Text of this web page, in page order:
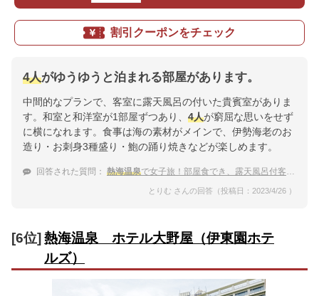
割引クーポンをチェック
4人がゆうゆうと泊まれる部屋があります。
中間的なプランで、客室に露天風呂の付いた貴賓室がありま
す。和室と和洋室が1部屋ずつあり、 4人が窮屈な思いをせず
に横になれます。食事は海の素材がメインで、伊勢海老のお
造り・お刺身3種盛り・鮑の踊り焼きなどが楽しめます。
回答された質問： 熱海温泉で女子旅！部屋食でき、露天風呂付客室に泊まれる宿を探しています。
とりむ さんの回答（投稿日：2023/4/26 ）
[6位] 熱海温泉 ホテル大野屋（伊東園ホテ
ルズ）